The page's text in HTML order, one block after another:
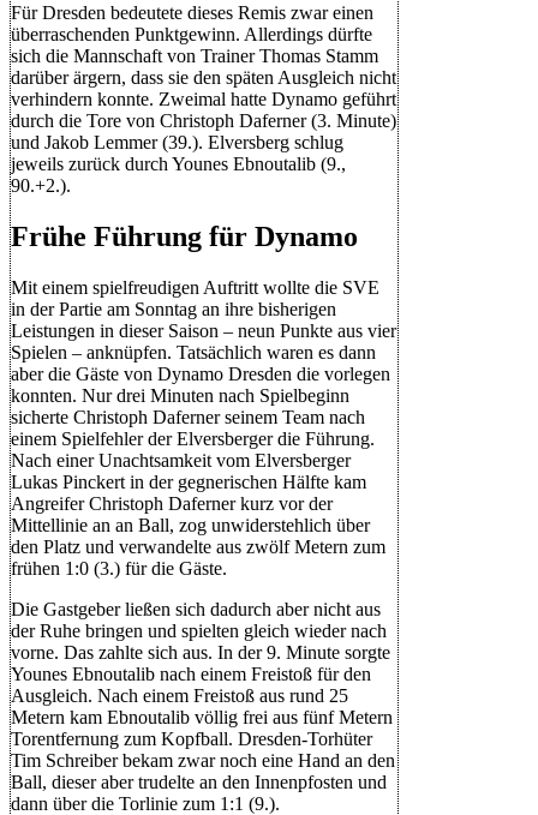
Für Dresden bedeutete dieses Remis zwar einen
überraschenden Punktgewinn. Allerdings dürfte
sich die Mannschaft von Trainer Thomas Stamm
darüber ärgern, dass sie den späten Ausgleich nicht
verhindern konnte. Zweimal hatte Dynamo geführt
durch die Tore von Christoph Daferner (3. Minute)
und Jakob Lemmer (39.). Elversberg schlug
jeweils zurück durch Younes Ebnoutalib (9.,
90.+2.).
Frühe Führung für Dynamo
Mit einem spielfreudigen Auftritt wollte die SVE
in der Partie am Sonntag an ihre bisherigen
Leistungen in dieser Saison – neun Punkte aus vier
Spielen – anknüpfen. Tatsächlich waren es dann
aber die Gäste von Dynamo Dresden die vorlegen
konnten. Nur drei Minuten nach Spielbeginn
sicherte Christoph Daferner seinem Team nach
einem Spielfehler der Elversberger die Führung.
Nach einer Unachtsamkeit vom Elversberger
Lukas Pinckert in der gegnerischen Hälfte kam
Angreifer Christoph Daferner kurz vor der
Mittellinie an an Ball, zog unwiderstehlich über
den Platz und verwandelte aus zwölf Metern zum
frühen 1:0 (3.) für die Gäste.
Die Gastgeber ließen sich dadurch aber nicht aus
der Ruhe bringen und spielten gleich wieder nach
vorne. Das zahlte sich aus. In der 9. Minute sorgte
Younes Ebnoutalib nach einem Freistoß für den
Ausgleich. Nach einem Freistoß aus rund 25
Metern kam Ebnoutalib völlig frei aus fünf Metern
Torentfernung zum Kopfball. Dresden-Torhüter
Tim Schreiber bekam zwar noch eine Hand an den
Ball, dieser aber trudelte an den Innenpfosten und
dann über die Torlinie zum 1:1 (9.).